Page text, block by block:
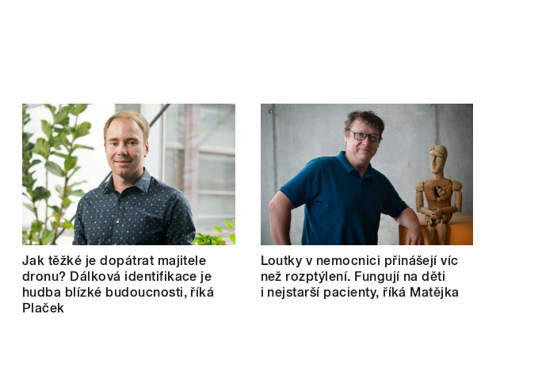
Jak těžké je dopátrat majitele
dronu? Dálková identifikace je
hudba blízké budoucnosti, říká
Plaček
Loutky v nemocnici přinášejí víc
než rozptýlení. Fungují na děti
i nejstarší pacienty, říká Matějka